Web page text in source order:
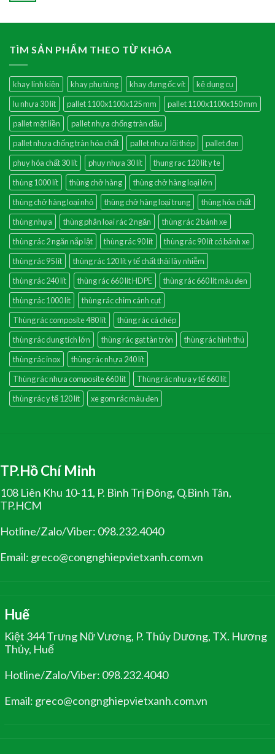
TÌM SẢN PHẨM THEO TỪ KHÓA
khay linh kiện khay phụ tùng khay đựng ốc vít
kệ dụng cụ
lu nhựa 30 lít
pallet 1100x1100x125 mm
pallet 1100x1100x150 mm
pallet mặt liền
pallet nhựa chống tràn dầu
pallet nhựa chống tràn hóa chất
pallet nhựa lõi thép
pallet đen
phuy hóa chất 30 lít
phuy nhựa 30 lít
thung rac 120 lit y te
thùng 1000 lít
thùng chở hàng
thùng chở hàng loại lớn
thùng chở hàng loại nhỏ
thùng chở hàng loại trung
thùng hóa chất
thùng nhựa
thùng phân loai rác 2 ngăn
thùng rác 2 bánh xe
thùng rác 2 ngăn nắp lật
thùng rác 90 lít
thùng rác 90 lít có bánh xe
thùng rác 95 lít
thùng rác 120 lít y tế chất thải lây nhiễm
thùng rác 240 lít
thùng rác 660 lít HDPE
thùng rác 660 lít màu đen
thùng rác 1000 lít
thùng rác chim cánh cụt
Thùng rác composite 480 lít
thùng rác cá chép
thùng rác dung tích lớn
thùng rác gạt tàn tròn
thùng rác hình thú
thùng rác inox
thùng rác nhựa 240 lít
Thùng rác nhựa composite 660 lít
Thùng rác nhựa y tế 660 lít
thùng rác y tế 120 lít
xe gom rác màu đen
TP.Hồ Chí Minh
108 Liên Khu 10-11, P. Bình Trị Đông, Q.Bình Tân,
TP.HCM
Hotline/Zalo/Viber: 098.232.4040
Email: greco@congnghiepvietxanh.com.vn
Huế
Kiệt 344 Trưng Nữ Vương, P. Thủy Dương, TX. Hương
Thủy, Huế
Hotline/Zalo/Viber: 098.232.4040
Email: greco@congnghiepvietxanh.com.vn